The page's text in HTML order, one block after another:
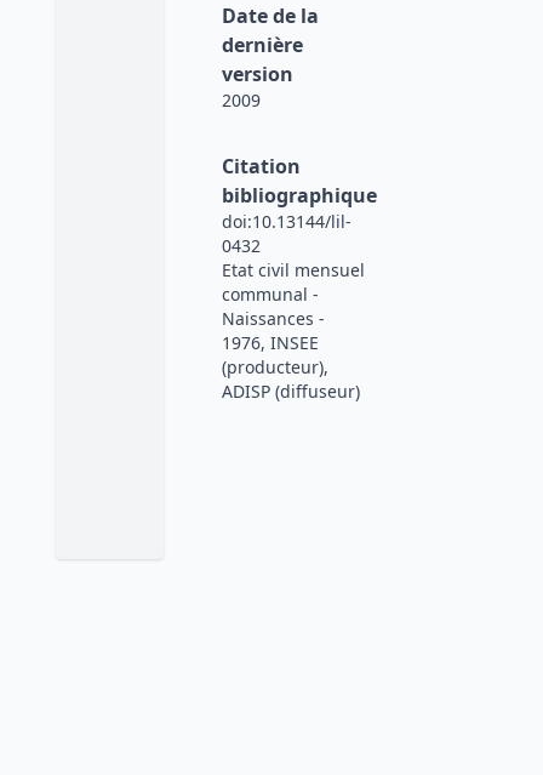
Date de la
dernière
version
2009
Citation
bibliographique
doi:10.13144/lil-
0432
Etat civil mensuel
communal -
Naissances -
1976, INSEE
(producteur),
ADISP (diffuseur)